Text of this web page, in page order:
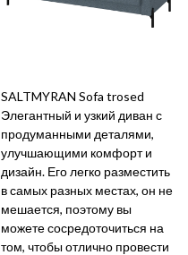
SALTMYRAN Sofa trosed
Элегантный и узкий диван с
продуманными деталями,
улучшающими комфорт и
дизайн. Его легко разместить
в самых разных местах, он не
мешается, поэтому вы
можете сосредоточиться на
том, чтобы отлично провести